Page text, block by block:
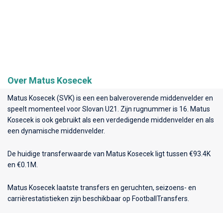
Over Matus Kosecek
Matus Kosecek (SVK) is een een balveroverende middenvelder en
speelt momenteel voorSlovan U21
. Zijn rugnummer is 16. Matus
Kosecek is ook gebruikt als een verdedigende middenvelder en als
een dynamische middenvelder.
De huidige transferwaarde van Matus Kosecek ligt tussen €93.4K
en €0.1M.
Matus Kosecek laatste transfers en geruchten, seizoens- en
carrièrestatistieken zijn beschikbaar op FootballTransfers.